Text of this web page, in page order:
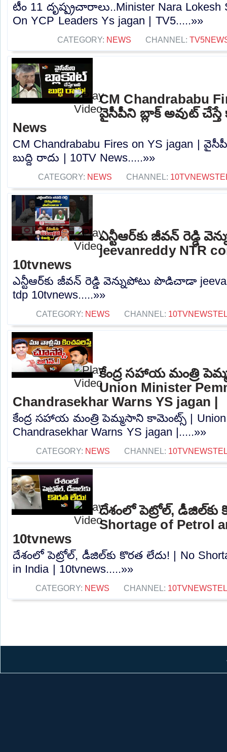
టీం 11 దృష్ప్రచారాలు..Minister Nara Lokesh
On YCP Leaders Ys jagan | TV5.....»»
CATEGORY: NEWS CHANNEL:
CM Chandrababu
వైసీపీని బ్లాక్ అవుట్ చేస్తే
News
CM Chandrababu Fires on YS jagan |
బుద్ది రాదు | 10TV News.....»»
CATEGORY: NEWS CHANNEL:
ఎన్టీఆర్‌కు జీవన్ రెడ్డి
jeevanreddy NTR
10tvnews
ఎన్టీఆర్‌కు జీవన్ రెడ్డి వెన్నుపోటు పొడిచాడా
tdp 10tvnews.....»»
CATEGORY: NEWS CHANNEL:
కేంద్ర సహాయ మంత్రి
Union Minister
Chandrasekhar Warns YS jagan |
కేంద్ర సహాయ మంత్రి పెమ్మసాని కామెంట్స్‌ | Union
Chandrasekhar Warns YS jagan |.....»»
CATEGORY: NEWS CHANNEL:
దేశంలో పెట్రోల్‌, డీజిల్‌కు
Shortage of Petrol
10tvnews
దేశంలో పెట్రోల్‌, డీజిల్‌కు కొరత లేదు! | No
in India | 10tvnews.....»»
CATEGORY: NEWS CHANNEL: